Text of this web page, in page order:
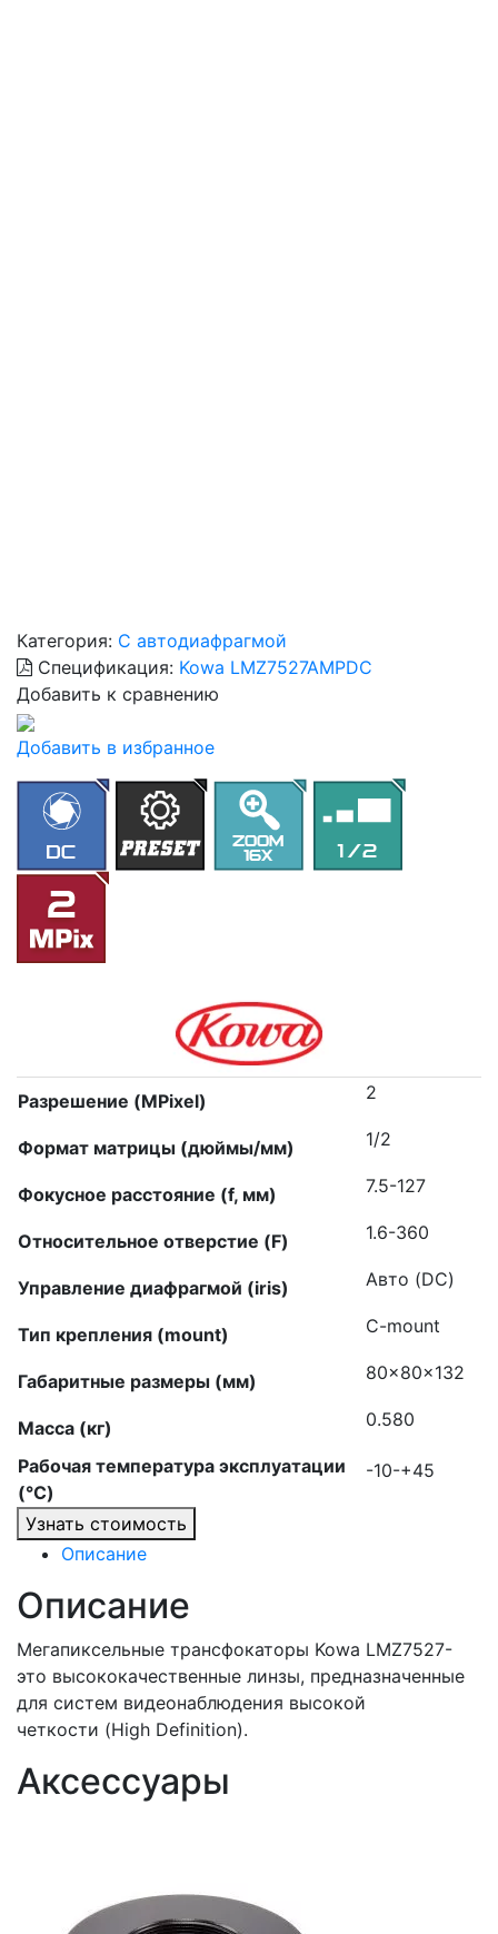
Категория: С автодиафрагмой
Спецификация: Kowa LMZ7527AMPDC
Добавить к сравнению
Добавить в избранное
Разрешение (MPixel) 2
Формат матрицы (дюймы/мм) 1/2
Фокусное расстояние (f, мм) 7.5-127
Относительное отверстие (F) 1.6-360
Управление диафрагмой (iris) Авто (DC)
Тип крепления (mount) C-mount
Габаритные размеры (мм) 80x80x132
Масса (кг) 0.580
Рабочая температура эксплуатации
(°C)
-10-+45
Узнать стоимость
Описание
Описание
Мегапиксельные трансфокаторы Kowa LMZ7527-
это высококачественные линзы, предназначенные
для систем видеонаблюдения высокой
четкости (High Definition).
Аксессуары